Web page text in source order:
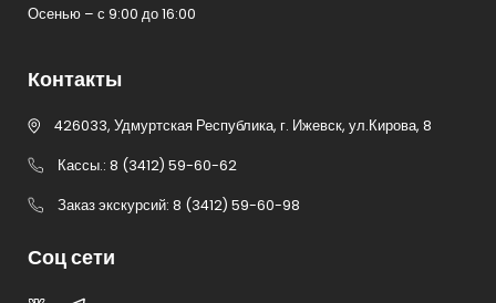
Осенью – с 9:00 до 16:00
Контакты
426033, Удмуртская Республика, г. Ижевск, ул.Кирова, 8
Кассы.: 8 (3412) 59-60-62
Заказ экскурсий: 8 (3412) 59-60-98
Соц сети